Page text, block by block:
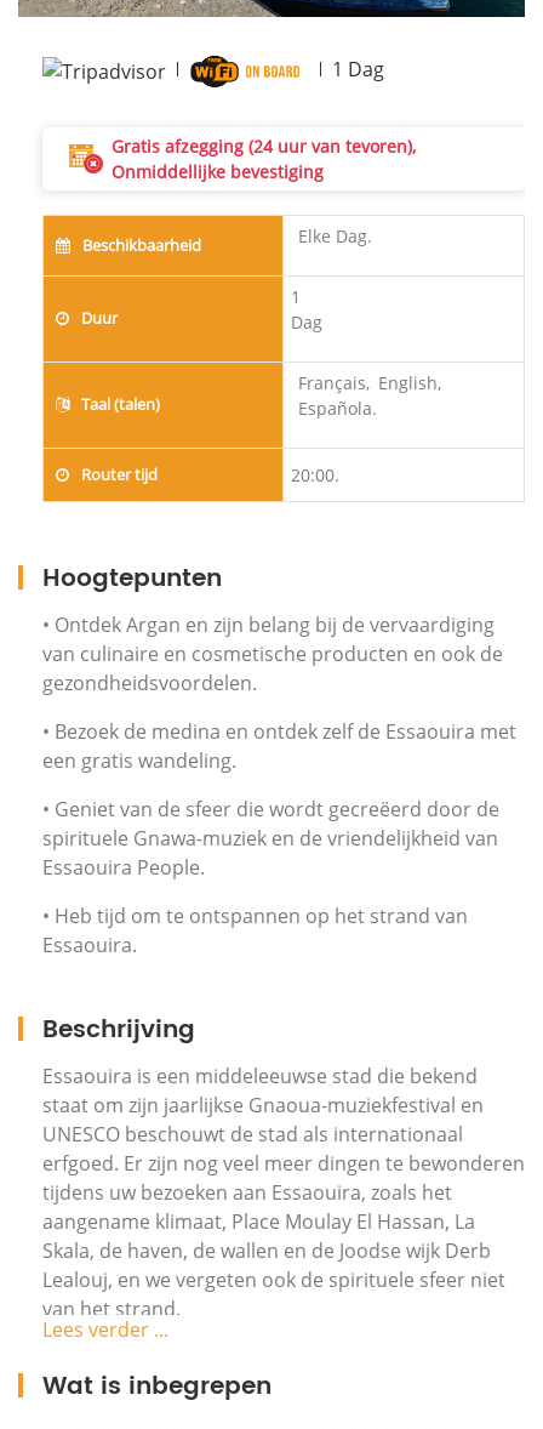
1 Dag
Gratis afzegging (24 uur van tevoren),
Onmiddellijke bevestiging
Beschikbaarheid Elke Dag.
Duur
1
Dag
Taal (talen)
Français, English,
Española.
Router tijd 20:00.
Hoogtepunten
• Ontdek Argan en zijn belang bij de vervaardiging
van culinaire en cosmetische producten en ook de
gezondheidsvoordelen.
• Bezoek de medina en ontdek zelf de Essaouira met
een gratis wandeling.
• Geniet van de sfeer die wordt gecreëerd door de
spirituele Gnawa-muziek en de vriendelijkheid van
Essaouira People.
• Heb tijd om te ontspannen op het strand van
Essaouira.
Beschrijving
Essaouira is een middeleeuwse stad die bekend
staat om zijn jaarlijkse Gnaoua-muziekfestival en
UNESCO beschouwt de stad als internationaal
erfgoed. Er zijn nog veel meer dingen te bewonderen
tijdens uw bezoeken aan Essaouira, zoals het
aangename klimaat, Place Moulay El Hassan, La
Skala, de haven, de wallen en de Joodse wijk Derb
Lealouj, en we vergeten ook de spirituele sfeer niet
van het strand.
Neem de weg naar de badplaats aan de Atlantische
Lees verder ...
Wat is inbegrepen